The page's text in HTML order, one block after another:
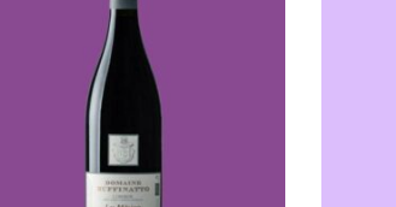
Côte de Beaune
Santenay 2016/2018/2019